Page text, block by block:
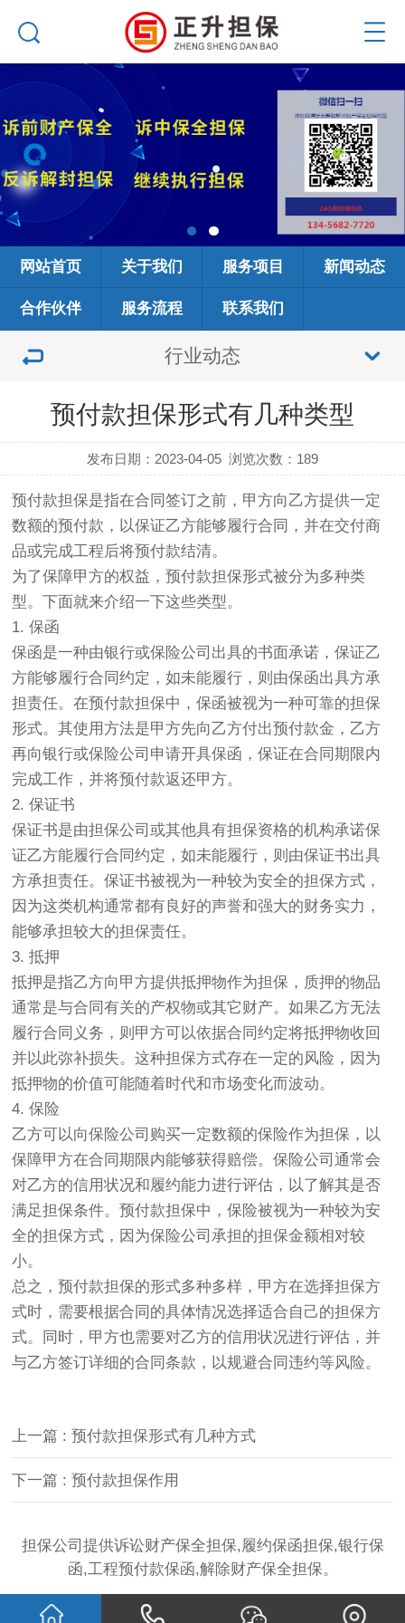
网站首页 关于我们 服务项目 新闻动态
合作伙伴 服务流程 联系我们
行业动态
预付款担保形式有几种类型
发布日期：2023-04-05 浏览次数： 189
预付款担保是指在合同签订之前，甲方向乙方提供一定
数额的预付款，以保证乙方能够履行合同，并在交付商
品或完成工程后将预付款结清。
为了保障甲方的权益，预付款担保形式被分为多种类
型。下面就来介绍一下这些类型。
1. 保函
保函是一种由银行或保险公司出具的书面承诺，保证乙
方能够履行合同约定，如未能履行，则由保函出具方承
担责任。在预付款担保中，保函被视为一种可靠的担保
形式。其使用方法是甲方先向乙方付出预付款金，乙方
再向银行或保险公司申请开具保函，保证在合同期限内
完成工作，并将预付款返还甲方。
2. 保证书
保证书是由担保公司或其他具有担保资格的机构承诺保
证乙方能履行合同约定，如未能履行，则由保证书出具
方承担责任。保证书被视为一种较为安全的担保方式，
因为这类机构通常都有良好的声誉和强大的财务实力，
能够承担较大的担保责任。
3. 抵押
抵押是指乙方向甲方提供抵押物作为担保，质押的物品
通常是与合同有关的产权物或其它财产。如果乙方无法
履行合同义务，则甲方可以依据合同约定将抵押物收回
并以此弥补损失。这种担保方式存在一定的风险，因为
抵押物的价值可能随着时代和市场变化而波动。
4. 保险
乙方可以向保险公司购买一定数额的保险作为担保，以
保障甲方在合同期限内能够获得赔偿。保险公司通常会
对乙方的信用状况和履约能力进行评估，以了解其是否
满足担保条件。预付款担保中，保险被视为一种较为安
全的担保方式，因为保险公司承担的担保金额相对较
小。
总之，预付款担保的形式多种多样，甲方在选择担保方
式时，需要根据合同的具体情况选择适合自己的担保方
式。同时，甲方也需要对乙方的信用状况进行评估，并
与乙方签订详细的合同条款，以规避合同违约等风险。
上一篇 : 预付款担保形式有几种方式
下一篇 : 预付款担保作用
担保公司提供诉讼财产保全担保,履约保函担保,银行保
函,工程预付款保函,解除财产保全担保。